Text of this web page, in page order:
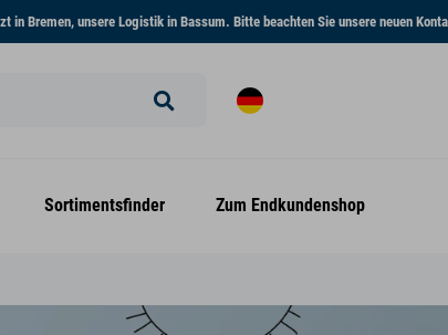
in Bremen, unsere Logistik in Bassum. Bitte beachten Sie unsere neuen
Sortimentsfinder Zum Endkundenshop